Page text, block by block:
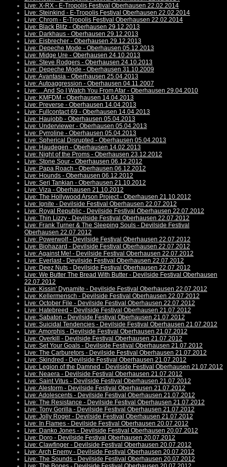
Live: X-RX - E-Tropolis Festival Oberhausen 22.02.2014
Live: Steinkind - E-Tropolis Festival Oberhausen 22.02.2014
Live: Chrom - E-Tropolis Festival Oberhausen 22.02.2014
Live: Black Blitz - Oberhausen 29.12.2013
Live: Darkhaus - Oberhausen 29.12.2013
Live: Eisbrecher - Oberhausen 29.12.2013
Live: Depeche Mode - Oberhausen 05.12.2013
Live: Midge Ure - Oberhausen 24.10.2013
Live: Steve Rodgers - Oberhausen 24.10.2013
Live: Depeche Mode - Oberhausen 31.10.2009
Live: Avantasia - Oberhausen 25.04.2013
Live: Autoaggression - Oberhausen 04.11.2007
Live: ...And So I Watch You From Afar - Oberhausen 29.04.2010
Live: KMFDM - Oberhausen 14.04.2013
Live: Preverse - Oberhausen 14.04.2013
Live: Fullcontact 69 - Oberhausen 14.04.2013
Live: Haujobb - Oberhausen 05.04.2013
Live: Underviewer - Oberhausen 05.04.2013
Live: Pyrroline - Oberhausen 05.04.2013
Live: Spherical Disrupted - Oberhausen 05.04.2013
Live: Haudegen - Oberhausen 14.02.2013
Live: Night of the Proms - Oberhausen 23.12.2012
Live: Stone Sour - Oberhausen 06.12.2012
Live: Papa Roach - Oberhausen 06.12.2012
Live: Hounds - Oberhausen 06.12.2012
Live: Serj Tankian - Oberhausen 21.10.2012
Live: Viza - Oberhausen 21.10.2012
Live: The Hollywood Arson Project - Oberhausen 21.10.2012
Live: Ignite - Devilside Festival Oberhausen 22.07.2012
Live: Royal Republic - Devilside Festival Oberhausen 22.07.2012
Live: Thin Lizzy - Devilside Festival Oberhausen 22.07.2012
Live: Frank Turner & The Sleeping Souls - Devilside Festival
Oberhausen 22.07.2012
Live: Powerwolf - Devilside Festival Oberhausen 22.07.2012
Live: Biohazard - Devilside Festival Oberhausen 22.07.2012
Live: Against Me! - Devilside Festival Oberhausen 22.07.2012
Live: Everlast - Devilside Festival Oberhausen 22.07.2012
Live: Deez Nuts - Devilside Festival Oberhausen 22.07.2012
Live: We Butter The Bread With Butter - Devilside Festival Oberhausen
22.07.2012
Live: Kissin' Dynamite - Devilside Festival Oberhausen 22.07.2012
Live: Kellermensch - Devilside Festival Oberhausen 22.07.2012
Live: October File - Devilside Festival Oberhausen 22.07.2012
Live: Hatebreed - Devilside Festival Oberhausen 21.07.2012
Live: Sabaton - Devilside Festival Oberhausen 21.07.2012
Live: Suicidal Tendencies - Devilside Festival Oberhausen 21.07.2012
Live: Amorphis - Devilside Festival Oberhausen 21.07.2012
Live: Overkill - Devilside Festival Oberhausen 21.07.2012
Live: Set Your Goals - Devilside Festival Oberhausen 21.07.2012
Live: The Carburetors - Devilside Festival Oberhausen 21.07.2012
Live: Skindred - Devilside Festival Oberhausen 21.07.2012
Live: Legion of the Damned - Devilside Festival Oberhausen 21.07.2012
Live: Neaera - Devilside Festival Oberhausen 21.07.2012
Live: Saint Vitus - Devilside Festival Oberhausen 21.07.2012
Live: Alestorm - Devilside Festival Oberhausen 21.07.2012
Live: Adolescents - Devilside Festival Oberhausen 21.07.2012
Live: The Resistance - Devilside Festival Oberhausen 21.07.2012
Live: Tony Gorilla - Devilside Festival Oberhausen 21.07.2012
Live: Jolly Roger - Devilside Festival Oberhausen 21.07.2012
Live: In Flames - Devilside Festival Oberhausen 20.07.2012
Live: Danko Jones - Devilside Festival Oberhausen 20.07.2012
Live: Doro - Devilside Festival Oberhausen 20.07.2012
Live: Clawfinger - Devilside Festival Oberhausen 20.07.2012
Live: Arch Enemy - Devilside Festival Oberhausen 20.07.2012
Live: The Sounds - Devilside Festival Oberhausen 20.07.2012